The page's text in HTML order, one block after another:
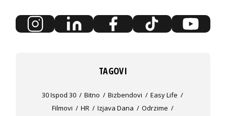
TAGOVI
30 Ispod 30 Bitno Bizbendovi
Easy Life
Filmovi
HR Izjava Dana
Odrzime